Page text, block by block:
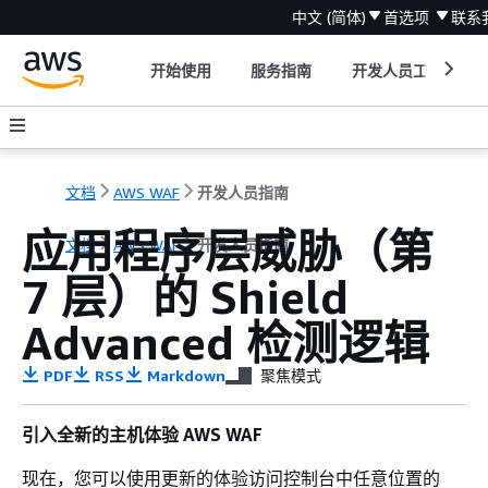
中文 (简体) 首选项 联系
开始使用 服务指南 开发人员工具
文档 AWS WAF 开发人员指南
文档 AWS WAF 开发人员指南
应用程序层威胁（第
7 层）的 Shield
Advanced 检测逻辑
PDF RSS Markdown 聚焦模式
引入全新的主机体验 AWS WAF
现在，您可以使用更新的体验访问控制台中任意位置的